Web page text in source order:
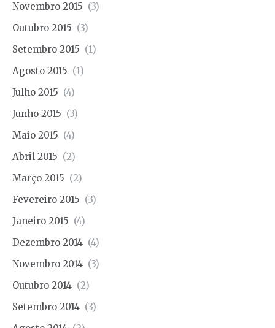
Novembro 2015 (3)
Outubro 2015 (3)
Setembro 2015 (1)
Agosto 2015 (1)
Julho 2015 (4)
Junho 2015 (3)
Maio 2015 (4)
Abril 2015 (2)
Março 2015 (2)
Fevereiro 2015 (3)
Janeiro 2015 (4)
Dezembro 2014 (4)
Novembro 2014 (3)
Outubro 2014 (2)
Setembro 2014 (3)